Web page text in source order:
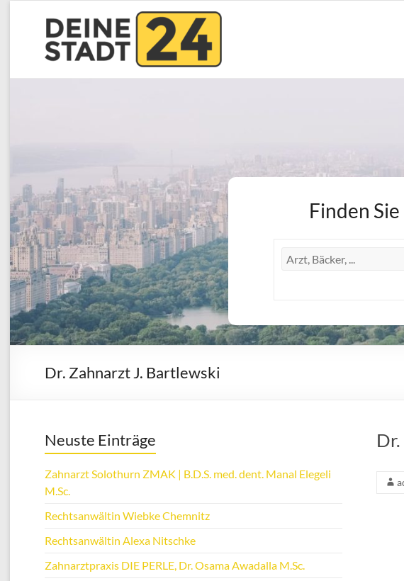
Dr. Zahnarzt J. Bartlewski
Finden
Neuste Einträge
Zahnarzt Solothurn ZMAK | B.D.S. med. dent. Manal Elegeli
M.Sc.
Rechtsanwältin Wiebke Chemnitz
Rechtsanwältin Alexa Nitschke
Zahnarztpraxis DIE PERLE, Dr. Osama Awadalla M.Sc.